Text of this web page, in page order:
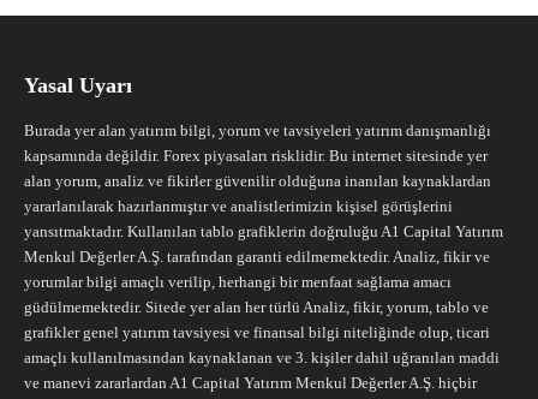
Yasal Uyarı
Burada yer alan yatırım bilgi, yorum ve tavsiyeleri yatırım danışmanlığı
kapsamında değildir. Forex piyasaları risklidir. Bu internet sitesinde yer
alan yorum, analiz ve fikirler güvenilir olduğuna inanılan kaynaklardan
yararlanılarak hazırlanmıştır ve analistlerimizin kişisel görüşlerini
yansıtmaktadır. Kullanılan tablo grafiklerin doğruluğu A1 Capital Yatırım
Menkul Değerler A.Ş. tarafından garanti edilmemektedir. Analiz, fikir ve
yorumlar bilgi amaçlı verilip, herhangi bir menfaat sağlama amacı
güdülmemektedir. Sitede yer alan her türlü Analiz, fikir, yorum, tablo ve
grafikler genel yatırım tavsiyesi ve finansal bilgi niteliğinde olup, ticari
amaçlı kullanılmasından kaynaklanan ve 3. kişiler dahil uğranılan maddi
ve manevi zararlardan A1 Capital Yatırım Menkul Değerler A.Ş. hiçbir